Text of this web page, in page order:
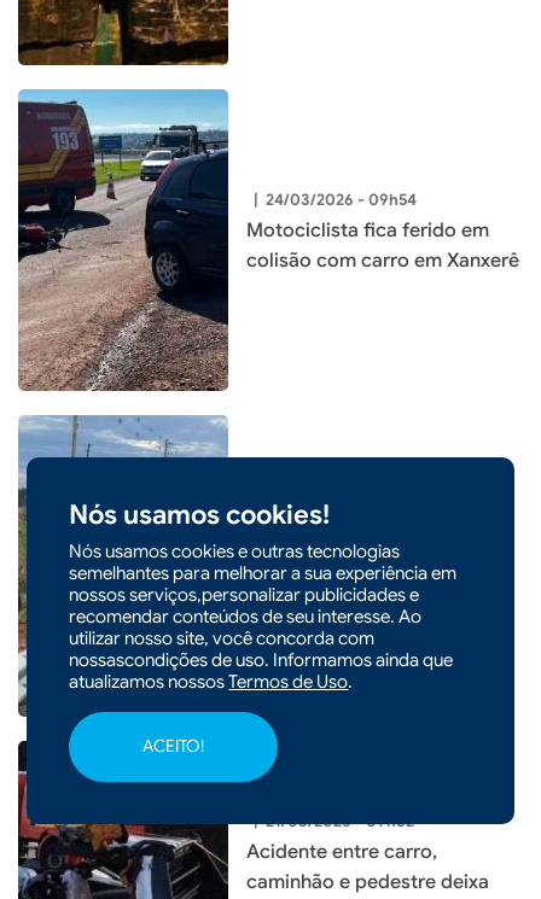
Nós usamos cookies!
Nós usamos cookies e outras tecnologias
semelhantes para melhorar a sua experiência em
nossos serviços,personalizar publicidades e
recomendar conteúdos de seu interesse. Ao
utilizar nosso site, você concorda com
nossascondições de uso. Informamos ainda que
atualizamos nossosTermos de Uso.
ACEITO!
| 24/03/2026 - 09h54
Motociclista fica ferido em
colisão com carro em Xanxerê
| 23/03/2026 - 09h44
Capotamento deixa mulher
ferida no interior de Abelardo
Luz
| 21/03/2026 - 09h32
Acidente entre carro,
caminhão e pedestre deixa